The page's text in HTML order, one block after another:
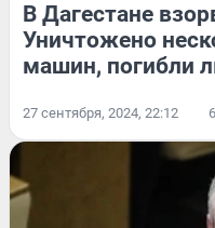
В Дагестане
Уничтожено
машин, погибли
27 сентября, 2024, 22:12